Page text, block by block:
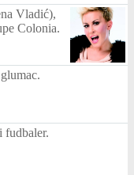
Vladić),
Colonia.
fudbaler.